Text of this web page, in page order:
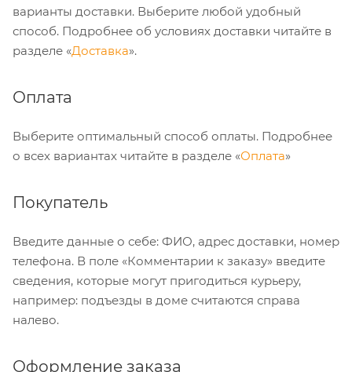
варианты доставки. Выберите любой удобный
способ. Подробнее об условиях доставки читайте в
разделе «Доставка».
Оплата
Выберите оптимальный способ оплаты. Подробнее
о всех вариантах читайте в разделе «Оплата»
Покупатель
Введите данные о себе: ФИО, адрес доставки, номер
телефона. В поле «Комментарии к заказу» введите
сведения, которые могут пригодиться курьеру,
например: подъезды в доме считаются справа
налево.
Оформление заказа